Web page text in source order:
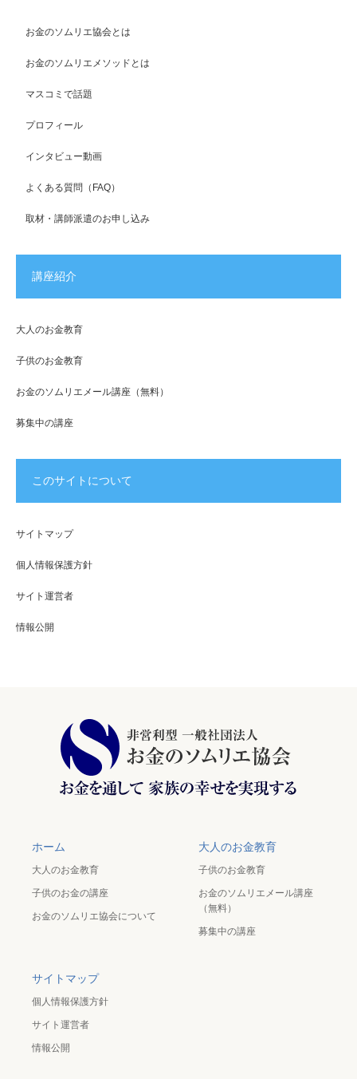
お金のソムリエ協会とは
お金のソムリエメソッドとは
マスコミで話題
プロフィール
インタビュー動画
よくある質問（FAQ）
取材・講師派遣のお申し込み
講座紹介
大人のお金教育
子供のお金教育
お金のソムリエメール講座（無料）
募集中の講座
このサイトについて
サイトマップ
個人情報保護方針
サイト運営者
情報公開
ホーム
大人のお金教育
子供のお金の講座
お金のソムリエ協会について
大人のお金教育
子供のお金教育
お金のソムリエメール講座
（無料）
募集中の講座
サイトマップ
個人情報保護方針
サイト運営者
情報公開